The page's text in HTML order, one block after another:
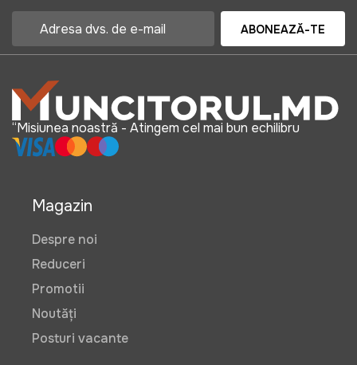
ABONEAZĂ-TE
“Misiunea noastră - Atingem cel mai bun echilibru
Magazin
Despre noi
Reduceri
Promotii
Noutăți
Posturi vacante